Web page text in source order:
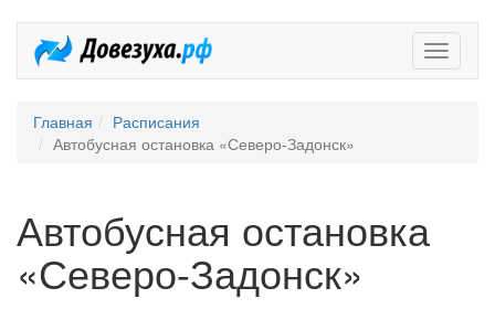
Главная
Расписания
Автобусная остановка «Северо-Задонск»
Автобусная остановка
«Северо-Задонск»